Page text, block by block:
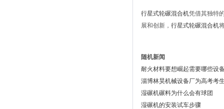
行星式轮碾混合机凭借其独特
展和创新， 行星式轮碾混合机
随机新闻
耐火材料要想崛起需要哪些设
淄博林昊机械设备厂为高考考
湿碾机碾料为什么会有球团
湿碾机的安装试车步骤